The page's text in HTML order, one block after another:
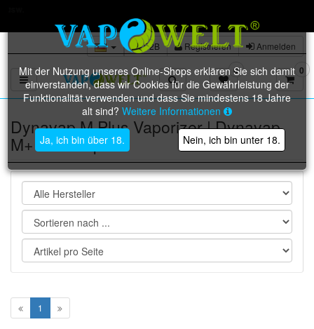
B2B Registrieren Anmelden
Toggle navigation
0 0
Mit der Nutzung unseres Online-Shops erklären Sie sich damit
einverstanden, dass wir Cookies für die Gewährleistung der
Funktionalität verwenden und dass Sie mindestens 18 Jahre
alt sind? Weitere Informationen
Ja, ich bin über 18. Nein, ich bin unter 18.
Dynavap M Plus Vaporizer | Dynavap
M+ Verdampfer
1